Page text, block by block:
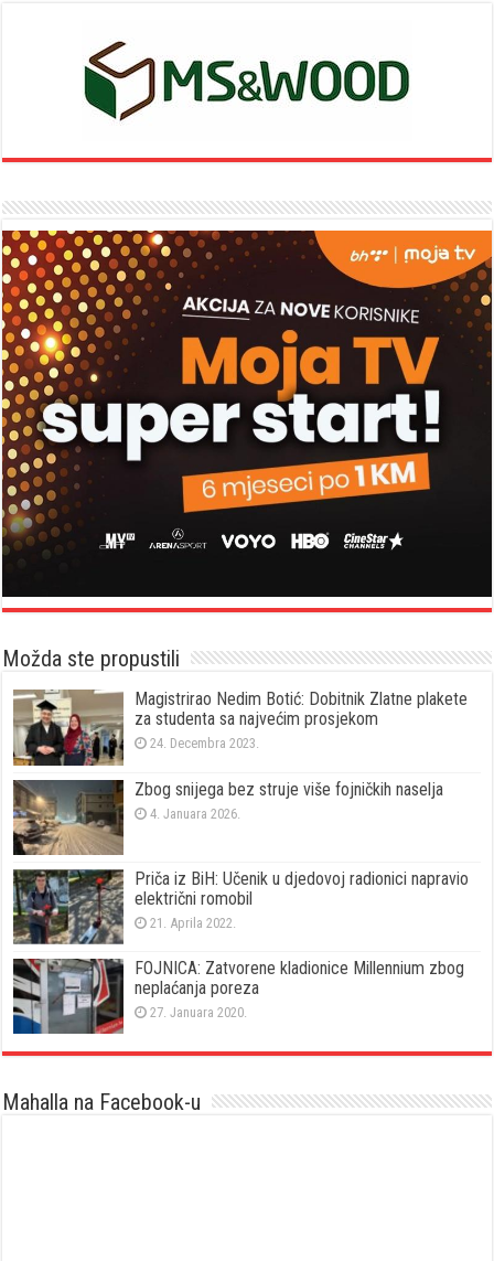
Možda ste propustili
Magistrirao Nedim Botić: Dobitnik Zlatne plakete
za studenta sa najvećim prosjekom
24. Decembra 2023.
Zbog snijega bez struje više fojničkih naselja
4. Januara 2026.
Priča iz BiH: Učenik u djedovoj radionici napravio
električni romobil
21. Aprila 2022.
FOJNICA: Zatvorene kladionice Millennium zbog
neplaćanja poreza
27. Januara 2020.
Mahalla na Facebook-u